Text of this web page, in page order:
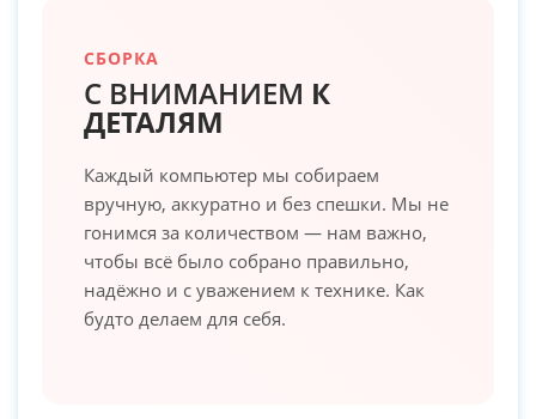
СБОРКА
С ВНИМАНИЕМ К
ДЕТАЛЯМ
Каждый компьютер мы собираем
вручную, аккуратно и без спешки. Мы не
гонимся за количеством — нам важно,
чтобы всё было собрано правильно,
надёжно и с уважением к технике. Как
будто делаем для себя.